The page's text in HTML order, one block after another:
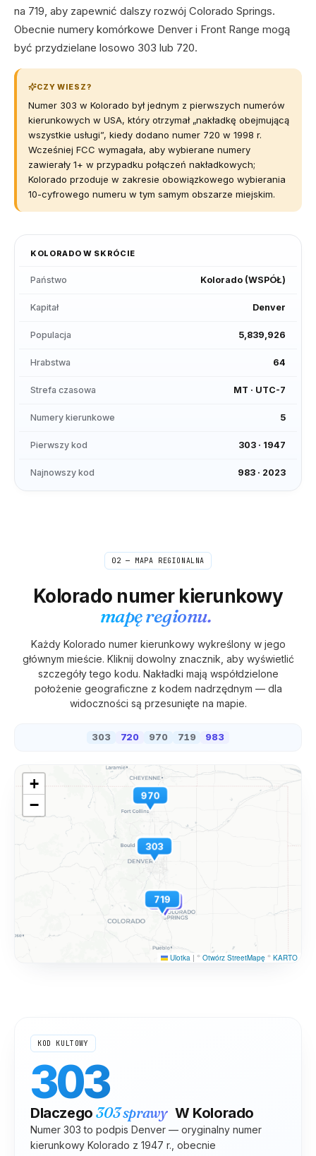
na 719, aby zapewnić dalszy rozwój Colorado Springs.
Obecnie numery komórkowe Denver i Front Range mogą
być przydzielane losowo 303 lub 720.
CZY WIESZ?
Numer 303 w Kolorado był jednym z pierwszych numerów
kierunkowych w USA, który otrzymał „nakładkę obejmującą
wszystkie usługi”, kiedy dodano numer 720 w 1998 r.
Wcześniej FCC wymagała, aby wybierane numery
zawierały 1+ w przypadku połączeń nakładkowych;
Kolorado przoduje w zakresie obowiązkowego wybierania
10-cyfrowego numeru w tym samym obszarze miejskim.
KOLORADO W SKRÓCIE
Państwo Kolorado (WSPÓŁ)
Kapitał Denver
Populacja 5,839,926
Hrabstwa 64
Strefa czasowa MT · UTC-7
Numery kierunkowe 5
Pierwszy kod 303 · 1947
Najnowszy kod 983 · 2023
02 — MAPA REGIONALNA
Kolorado numer kierunkowy
mapę regionu.
Każdy Kolorado numer kierunkowy wykreślony w jego
głównym mieście. Kliknij dowolny znacznik, aby wyświetlić
szczegóły tego kodu. Nakładki mają współdzielone
położenie geograficzne z kodem nadrzędnym — dla
widoczności są przesunięte na mapie.
303 720 970 719 983
303
720
970
719
983
+
−
Ulotka | © Otwórz StreetMapę © KARTO
KOD KULTOWY
303
Dlaczego303sprawy W Kolorado
Numer 303 to podpis Denver — oryginalny numer
kierunkowy Kolorado z 1947 r., obecnie